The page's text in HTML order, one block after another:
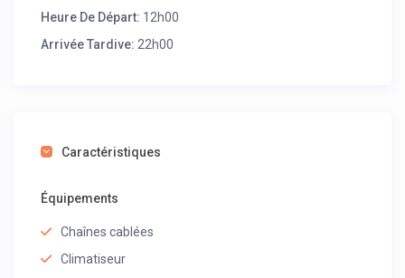
Heure De Départ: 12h00
Arrivée Tardive: 22h00
Caractéristiques
Équipements
Chaînes cablées
Climatiseur